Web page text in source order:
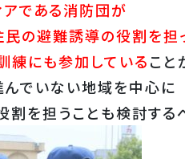
アである消防団が
の避難誘導の役割を担っ
練にも参加していること
んでいない地域を中心に
を担うことも検討する